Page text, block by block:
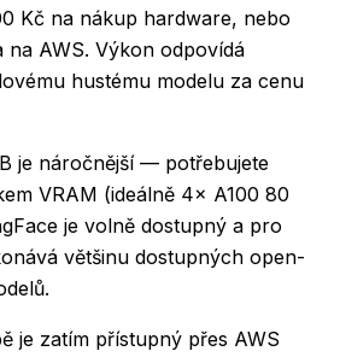
Kč na nákup hardware, nebo
na AWS. Výkon odpovídá
hustému modelu za cenu
je náročnější — potřebujete
VRAM (ideálně 4× A100 80
je volně dostupný a pro
většinu dostupných open-
je zatím přístupný přes AWS